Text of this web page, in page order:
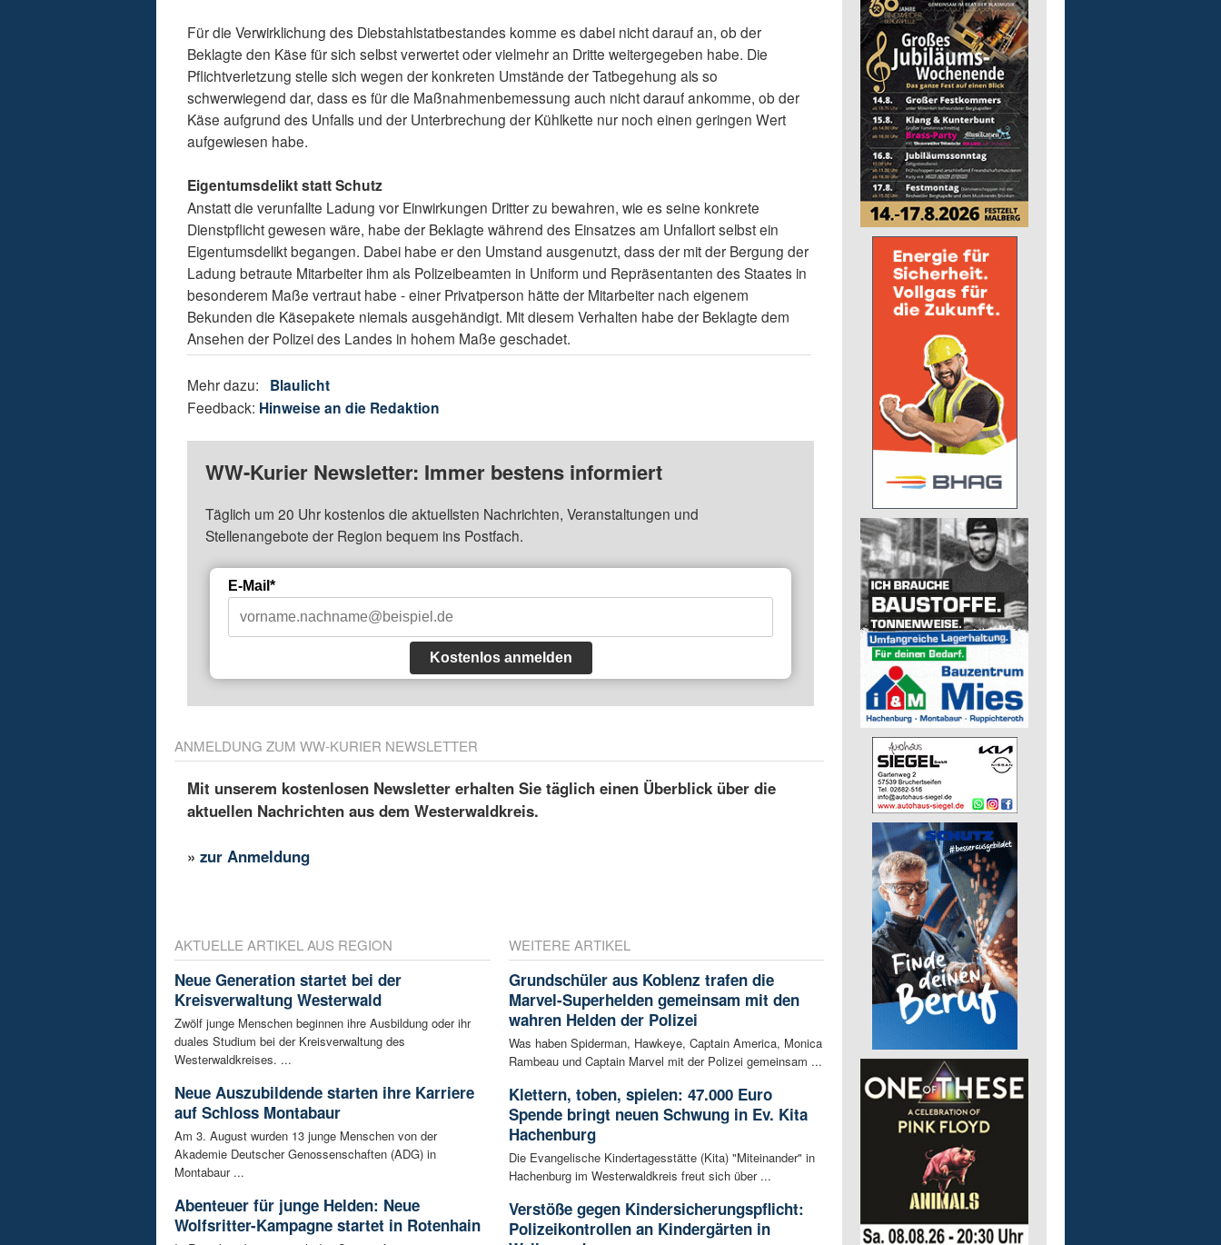
Für die Verwirklichung des Diebstahlstatbestandes komme es dabei nicht darauf an, ob der
Beklagte den Käse für sich selbst verwertet oder vielmehr an Dritte weitergegeben habe. Die
Pflichtverletzung stelle sich wegen der konkreten Umstände der Tatbegehung als so
schwerwiegend dar, dass es für die Maßnahmenbemessung auch nicht darauf ankomme, ob der
Käse aufgrund des Unfalls und der Unterbrechung der Kühlkette nur noch einen geringen Wert
aufgewiesen habe.
Eigentumsdelikt statt Schutz
Anstatt die verunfallte Ladung vor Einwirkungen Dritter zu bewahren, wie es seine konkrete
Dienstpflicht gewesen wäre, habe der Beklagte während des Einsatzes am Unfallort selbst ein
Eigentumsdelikt begangen. Dabei habe er den Umstand ausgenutzt, dass der mit der Bergung der
Ladung betraute Mitarbeiter ihm als Polizeibeamten in Uniform und Repräsentanten des Staates in
besonderem Maße vertraut habe - einer Privatperson hätte der Mitarbeiter nach eigenem
Bekunden die Käsepakete niemals ausgehändigt. Mit diesem Verhalten habe der Beklagte dem
Ansehen der Polizei des Landes in hohem Maße geschadet.
Mehr dazu: Blaulicht
Feedback: Hinweise an die Redaktion
WW-Kurier Newsletter: Immer bestens informiert
Täglich um 20 Uhr kostenlos die aktuellsten Nachrichten, Veranstaltungen und
Stellenangebote der Region bequem ins Postfach.
E-Mail*
Kostenlos anmelden
ANMELDUNG ZUM WW-KURIER NEWSLETTER
Mit unserem kostenlosen Newsletter erhalten Sie täglich einen Überblick über die
aktuellen Nachrichten aus dem Westerwaldkreis.
»zur Anmeldung
AKTUELLE ARTIKEL AUS REGION
Neue Generation startet bei der
Kreisverwaltung Westerwald
Zwölf junge Menschen beginnen ihre Ausbildung oder ihr
duales Studium bei der Kreisverwaltung des
Westerwaldkreises. ...
Neue Auszubildende starten ihre Karriere
auf Schloss Montabaur
Am 3. August wurden 13 junge Menschen von der
Akademie Deutscher Genossenschaften (ADG) in
Montabaur ...
Abenteuer für junge Helden: Neue
Wolfsritter-Kampagne startet in Rotenhain
WEITERE ARTIKEL
Grundschüler aus Koblenz trafen die
Marvel-Superhelden gemeinsam mit den
wahren Helden der Polizei
Was haben Spiderman, Hawkeye, Captain America, Monica
Rambeau und Captain Marvel mit der Polizei gemeinsam ...
Klettern, toben, spielen: 47.000 Euro
Spende bringt neuen Schwung in Ev. Kita
Hachenburg
Die Evangelische Kindertagesstätte (Kita) "Miteinander" in
Hachenburg im Westerwaldkreis freut sich über ...
Verstöße gegen Kindersicherungspflicht:
Polizeikontrollen an Kindergärten in